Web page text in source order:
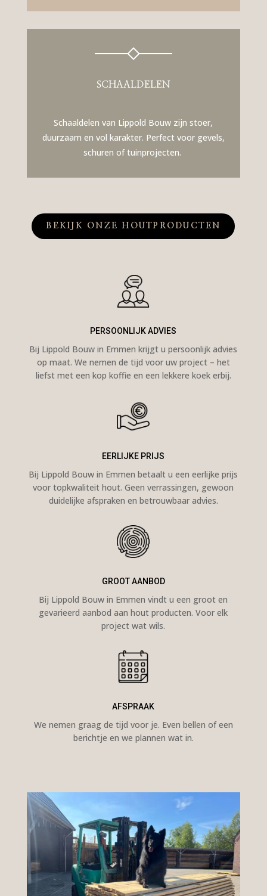
SCHAALDELEN
Schaaldelen van Lippold Bouw zijn stoer,
duurzaam en vol karakter. Perfect voor gevels,
schuren of tuinprojecten.
BEKIJK ONZE HOUTPRODUCTEN
PERSOONLIJK ADVIES
Bij Lippold Bouw in Emmen krijgt u persoonlijk advies
op maat. We nemen de tijd voor uw project – het
liefst met een kop koffie en een lekkere koek erbij.
EERLIJKE PRIJS
Bij Lippold Bouw in Emmen betaalt u een eerlijke prijs
voor topkwaliteit hout. Geen verrassingen, gewoon
duidelijke afspraken en betrouwbaar advies.
GROOT AANBOD
Bij Lippold Bouw in Emmen vindt u een groot en
gevarieerd aanbod aan hout producten. Voor elk
project wat wils.
AFSPRAAK
We nemen graag de tijd voor je. Even bellen of een
berichtje en we plannen wat in.